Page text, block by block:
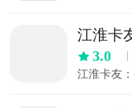
江淮卡
3.0
江淮卡友